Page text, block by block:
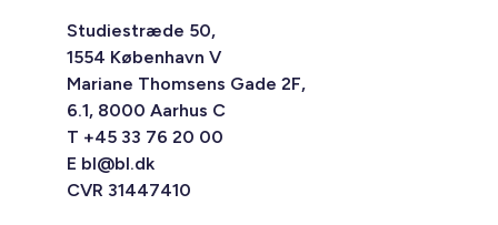
Studiestræde 50,
1554 København V
Mariane Thomsens Gade 2F,
6.1, 8000 Aarhus C
T +45 33 76 20 00
E bl@bl.dk
CVR 31447410